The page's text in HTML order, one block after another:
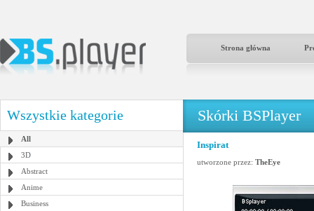
Strona główna
Wszystkie kategorie
All
3D
Abstract
Anime
Business
Skórki BSPlayer
Inspirat
utworzone przez: TheEye